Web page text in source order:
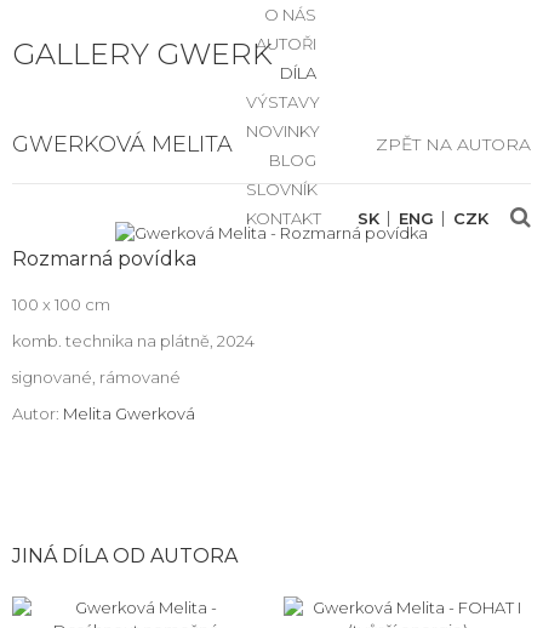
GALLERY GWERK
O NÁS
AUTOŘI
DÍLA
VÝSTAVY
NOVINKY
BLOG
SLOVNÍK
KONTAKT
SK ENG CZK
GWERKOVÁ MELITA ZPĚT NA AUTORA
Rozmarná povídka
100 x 100 cm
komb. technika na plátně, 2024
signované, rámované
Autor: Melita Gwerková
JINÁ DÍLA OD AUTORA